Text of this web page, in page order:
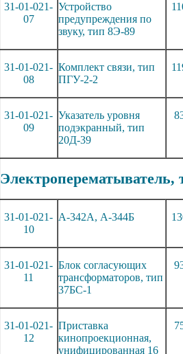
31-01-021-
07
Устройство
предупреждения по
звуку, тип 8Э-89
11
31-01-021-
08
Комплект связи, тип
ПГУ-2-2
11
31-01-021-
09
Указатель уровня
подэкранный, тип
20Д-39
8
Электроперематыватель,
31-01-021-
10
А-342А, А-344Б 13
31-01-021-
11
Блок согласующих
трансформаторов, тип
37БС-1
9
31-01-021-
12
Приставка
кинопроекционная,
унифицированная 16
7